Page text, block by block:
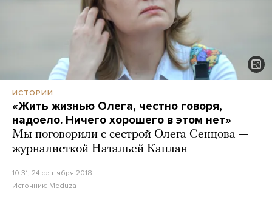
ИСТОРИИ
«Жить жизнью Олега, честно говоря,
надоело. Ничего хорошего в этом нет»
Мы поговорили с сестрой Олега Сенцова —
журналисткой Натальей Каплан
10:31, 24 сентября 2018
Источник: Meduza